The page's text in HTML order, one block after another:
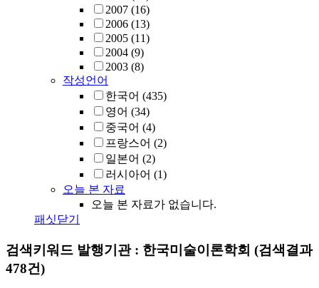
2007 (16)
2006 (13)
2005 (11)
2004 (9)
2003 (8)
작성언어
한국어 (435)
영어 (34)
중국어 (4)
프랑스어 (2)
일본어 (2)
러시아어 (1)
오늘 본 자료
오늘 본 자료가 없습니다.
패싯닫기
검색키워드 발행기관 : 한국미술이론학회 (검색결과
478건)